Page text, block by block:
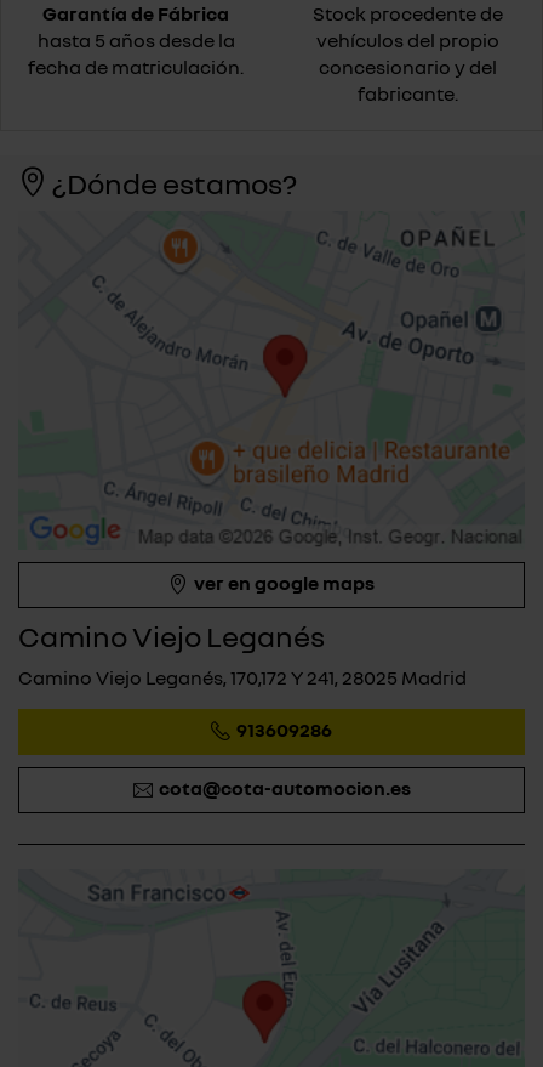
Garantía de Fábrica
hasta 5 años desde la
fecha de matriculación.
Stock procedente de
vehículos del propio
concesionario y del
fabricante.
¿Dónde estamos?
ver en google maps
Camino Viejo Leganés
Camino Viejo Leganés, 170,172 Y 241, 28025 Madrid
913609286
cota@cota-automocion.es